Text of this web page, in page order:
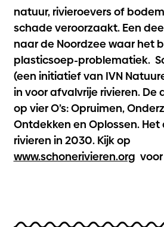
natuur, rivieroevers of
schade veroorzaakt. Een
naar de Noordzee waar het
plasticsoep-problematiek.
(een initiatief van IVN
in voor afvalvrije rivieren. De
op vier O’s: Opruimen,
Ontdekken en Oplossen. Het
rivieren in 2030. Kijk op
www.schonerivieren.org